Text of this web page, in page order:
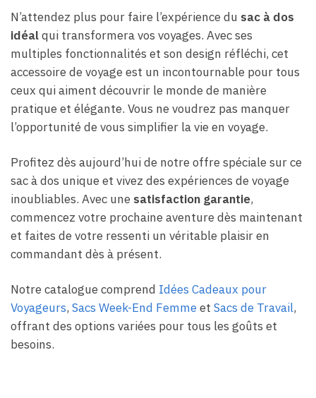
N’attendez plus pour faire l’expérience du sac à dos
idéalqui transformera vos voyages. Avec ses
multiples fonctionnalités et son design réfléchi, cet
accessoire de voyage est un incontournable pour tous
ceux qui aiment découvrir le monde de manière
pratique et élégante. Vous ne voudrez pas manquer
l’opportunité de vous simplifier la vie en voyage.
Profitez dès aujourd’hui de notre offre spéciale sur ce
sac à dos unique et vivez des expériences de voyage
inoubliables. Avec une satisfaction garantie,
commencez votre prochaine aventure dès maintenant
et faites de votre ressenti un véritable plaisir en
commandant dès à présent.
Notre catalogue comprend Idées Cadeaux pour
Voyageurs, Sacs Week-End Femmeet Sacs de Travail,
offrant des options variées pour tous les goûts et
besoins.